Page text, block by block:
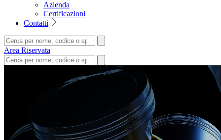
Azienda
Certificazioni
Contatti
Area Riservata